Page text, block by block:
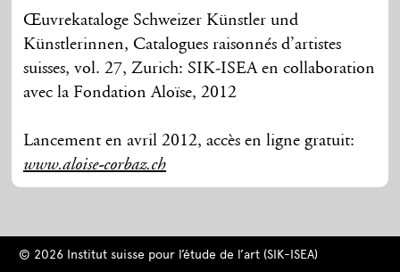
Œuvrekataloge Schweizer Künstler und
Künstlerinnen, Catalogues raisonnés d’artistes
suisses, vol. 27, Zurich: SIK-ISEA en collaboration
avec la Fondation Aloïse, 2012
Lancement en avril 2012, accès en ligne gratuit:
www.aloise-corbaz.ch
© 2026 Institut suisse pour l’étude de l’art (SIK-ISEA)